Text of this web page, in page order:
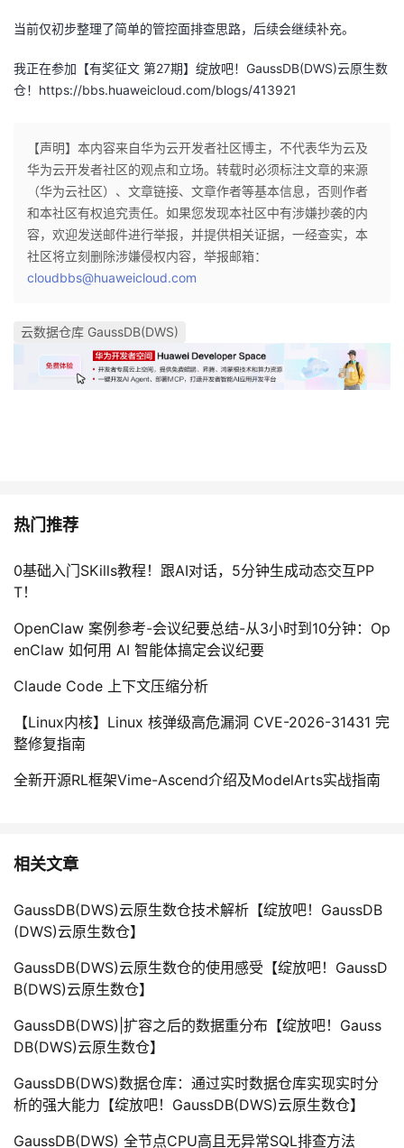
当前仅初步整理了简单的管控面排查思路，后续会继续补充。
我正在参加【有奖征文 第27期】绽放吧！GaussDB(DWS)云原生数
仓！ https://bbs.huaweicloud.com/blogs/413921
【声明】本内容来自华为云开发者社区博主，不代表华为云及
华为云开发者社区的观点和立场。转载时必须标注文章的来源
（华为云社区）、文章链接、文章作者等基本信息，否则作者
和本社区有权追究责任。如果您发现本社区中有涉嫌抄袭的内
容，欢迎发送邮件进行举报，并提供相关证据，一经查实，本
社区将立刻删除涉嫌侵权内容，举报邮箱：
cloudbbs@huaweicloud.com
云数据仓库 GaussDB(DWS)
热门推荐
0基础入门SKills教程！跟AI对话，5分钟生成动态交互PP
T！
OpenClaw 案例参考-会议纪要总结-从3小时到10分钟：Op
enClaw 如何用 AI 智能体搞定会议纪要
Claude Code 上下文压缩分析
【Linux内核】Linux 核弹级高危漏洞 CVE-2026-31431 完
整修复指南
全新开源RL框架Vime-Ascend介绍及ModelArts实战指南
相关文章
GaussDB(DWS)云原生数仓技术解析【绽放吧！GaussDB
(DWS)云原生数仓】
GaussDB(DWS)云原生数仓的使用感受【绽放吧！GaussD
B(DWS)云原生数仓】
GaussDB(DWS)|扩容之后的数据重分布【绽放吧！Gauss
DB(DWS)云原生数仓】
GaussDB(DWS)数据仓库：通过实时数据仓库实现实时分
析的强大能力【绽放吧！GaussDB(DWS)云原生数仓】
GaussDB(DWS) 全节点CPU高且无异常SQL排查方法